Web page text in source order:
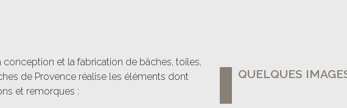
conception et la fabrication de bâches, toiles,
de Provence réalise les éléments dont
et remorques :
QUELQUES